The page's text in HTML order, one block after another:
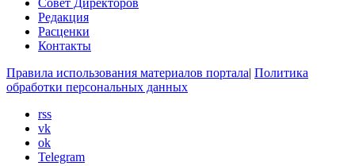
Совет Директоров
Редакция
Расценки
Контакты
Правила использования материалов портала| Политика
обработки персональных данных
rss
vk
ok
Telegram